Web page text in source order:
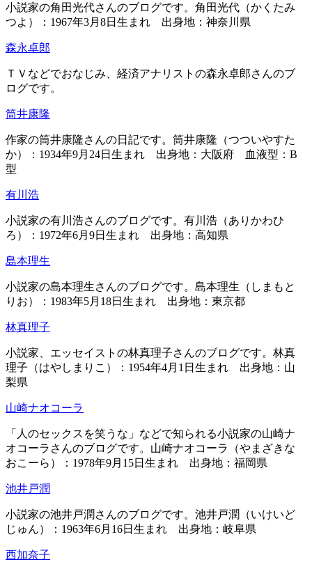
小説家の角田光代さんのブログです。角田光代（かくたみ
つよ）：1967年3月8日生まれ 出身地：神奈川県
森永卓郎
ＴＶなどでおなじみ、経済アナリストの森永卓郎さんのブ
ログです。
筒井康隆
作家の筒井康隆さんの日記です。筒井康隆（つついやすた
か）：1934年9月24日生まれ 出身地：大阪府 血液型：B
型
有川浩
小説家の有川浩さんのブログです。有川浩（ありかわひ
ろ）：1972年6月9日生まれ 出身地：高知県
島本理生
小説家の島本理生さんのブログです。島本理生（しまもと
りお）：1983年5月18日生まれ 出身地：東京都
林真理子
小説家、エッセイストの林真理子さんのブログです。林真
理子（はやしまりこ）：1954年4月1日生まれ 出身地：山
梨県
山崎ナオコーラ
「人のセックスを笑うな」などで知られる小説家の山崎ナ
オコーラさんのブログです。山崎ナオコーラ（やまざきな
おこーら）：1978年9月15日生まれ 出身地：福岡県
池井戸潤
小説家の池井戸潤さんのブログです。池井戸潤（いけいど
じゅん）：1963年6月16日生まれ 出身地：岐阜県
西加奈子